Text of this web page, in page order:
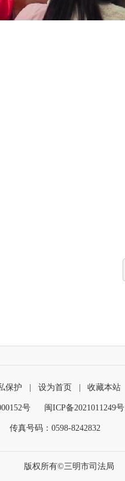
保护 | 设为首页 | 收藏本站
号 闽ICP备2021011249号
传真号码：0598-8242832
版权所有©三明市司法局